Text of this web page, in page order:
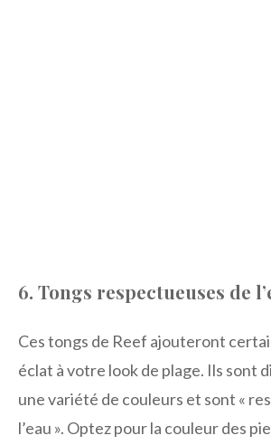
6. Tongs respectueuses de
Ces tongs de Reef ajouteront
éclat à votre look de plage. Ils sont
une variété de couleurs et sont «
l’eau ». Optez pour la couleur des